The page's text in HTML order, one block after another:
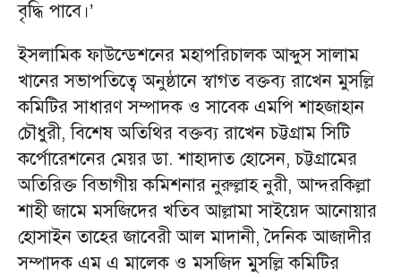
বৃদ্ধি পাবে।’
ইসলামিক ফাউন্ডেশনের মহাপরিচালক আব্দুস সালাম
খানের সভাপতিত্বে অনুষ্ঠানে স্বাগত বক্তব্য রাখেন মুসল্লি
কমিটির সাধারণ সম্পাদক ও সাবেক এমপি শাহজাহান
চৌধুরী, বিশেষ অতিথির বক্তব্য রাখেন চট্টগ্রাম সিটি
কর্পোরেশনের মেয়র ডা. শাহাদাত হোসেন, চট্টগ্রামের
অতিরিক্ত বিভাগীয় কমিশনার নুরুল্লাহ নুরী, আন্দরকিল্লা
শাহী জামে মসজিদের খতিব আল্লামা সাইয়েদ আনোয়ার
হোসাইন তাহের জাবেরী আল মাদানী, দৈনিক আজাদীর
সম্পাদক এম এ মালেক ও মসজিদ মুসল্লি কমিটির